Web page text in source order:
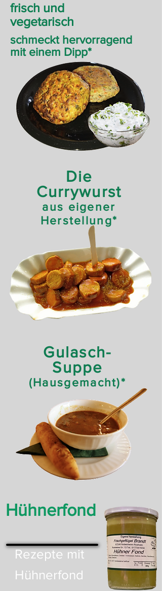
frisch und
vegetarisch
schmeckt hervorragend
mit einem Dipp*
Die
Currywurst
aus eigener
Herstellung*
Gulasch-
Suppe
(Hausgemacht)*
Rezepte mit
Hühnerfond
Hühnerfond